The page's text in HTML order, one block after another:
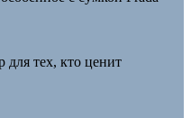
тех, кто ценит